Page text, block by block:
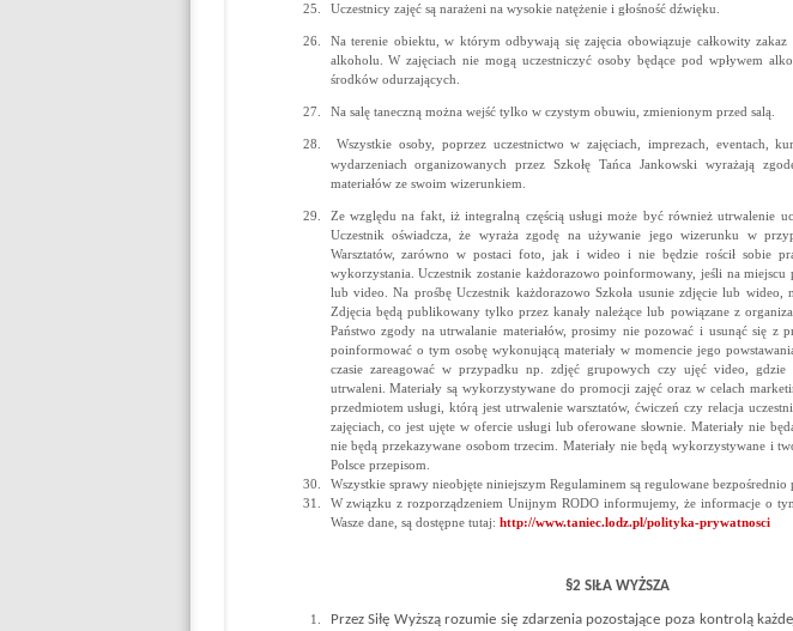
Uczestnicy zajęć są narażeni na wysokie natężenie i głośność dźwięku.
Na terenie obiektu, w którym odbywają się zajęcia obowiązuje całkowity
alkoholu. W zajęciach nie mogą uczestniczyć osoby będące pod wpływem
środków odurzających.
Na salę taneczną można wejść tylko w czystym obuwiu, zmienionym przed salą.
Wszystkie osoby, poprzez uczestnictwo w zajęciach, imprezach, eventach,
wydarzeniach organizowanych przez Szkołę Tańca Jankowski wyrażają
materiałów ze swoim wizerunkiem.
Ze względu na fakt, iż integralną częścią usługi może być również utrwalenie
Uczestnik oświadcza, że wyraża zgodę na używanie jego wizerunku w
Warsztatów, zarówno w postaci foto, jak i wideo i nie będzie rościł sobie
wykorzystania. Uczestnik zostanie każdorazowo poinformowany, jeśli na miejscu
lub video. Na prośbę Uczestnik każdorazowo Szkoła usunie zdjęcie lub wideo,
Zdjęcia będą publikowany tylko przez kanały należące lub powiązane z
Państwo zgody na utrwalanie materiałów, prosimy nie pozować i usunąć się z
poinformować o tym osobę wykonującą materiały w momencie jego
czasie zareagować w przypadku np. zdjęć grupowych czy ujęć video, gdzie
utrwaleni. Materiały są wykorzystywane do promocji zajęć oraz w celach
przedmiotem usługi, którą jest utrwalenie warsztatów, ćwiczeń czy relacja
zajęciach, co jest ujęte w ofercie usługi lub oferowane słownie. Materiały nie
nie będą przekazywane osobom trzecim. Materiały nie będą wykorzystywane i
Polsce przepisom.
Wszystkie sprawy nieobjęte niniejszym Regulaminem są regulowane bezpośrednio
W związku z rozporządzeniem Unijnym RODO informujemy, że informacje o
Wasze dane, są dostępne tutaj: http://www.taniec.lodz.pl/polityka-prywatnosci
§2 SIŁA WYŻSZA
Przez Siłę Wyższą rozumie się zdarzenia pozostające poza kontrolą